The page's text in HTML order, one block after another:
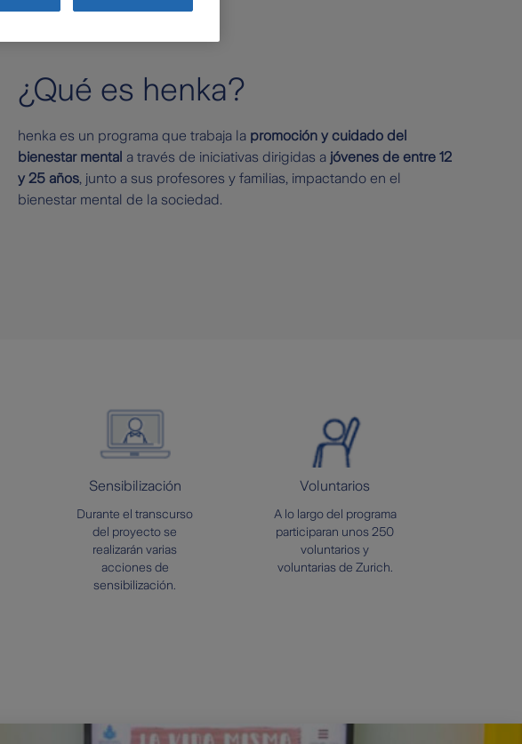
¿Qué es henka?
henka es un programa que trabaja la promoción y cuidado del
bienestar mental a través de iniciativas dirigidas a jóvenes de entre 12
y 25 años, junto a sus profesores y familias, impactando en el
bienestar mental de la sociedad.
Sensibilización
Durante el transcurso
del proyecto se
realizarán varias
acciones de
sensibilización.
Voluntarios
A lo largo del programa
participaran unos 250
voluntarios y
voluntarias de Zurich.